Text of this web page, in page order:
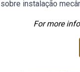
instalação
For more